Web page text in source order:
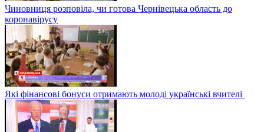
Чиновниця розповіла, чи готова Чернівецька область до
коронавірусу
Які фінансові бонуси отримають молоді українські вчителі